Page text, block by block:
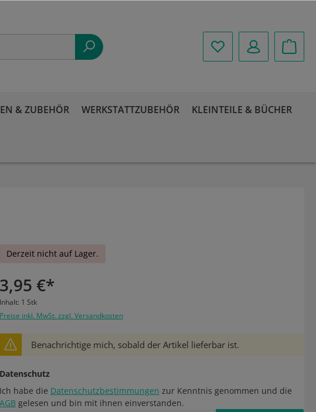
& ZUBEHÖR WERKSTATTZUBEHÖR KLEINTEILE & BÜCHER
Derzeit nicht auf Lager.
3,95 €*
Inhalt: 1 Stk
Preise inkl. MwSt. zzgl. Versandkosten
Benachrichtige mich, sobald der Artikel lieferbar ist.
Datenschutz
Ich habe die Datenschutzbestimmungen zur Kenntnis genommen und die
AGBgelesen und bin mit ihnen einverstanden.